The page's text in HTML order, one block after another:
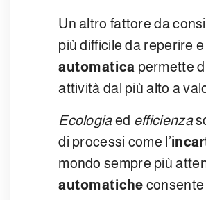
Un altro fattore da
più difficile da reperire
automatica permette
attività dal più alto a
Ecologiaed efficienza
di processi come l’
mondo sempre più
automatiche consente